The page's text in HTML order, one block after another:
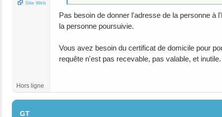
Site Web
Pas besoin de donner l'adresse de la personne à
la personne poursuivie.
Vous avez besoin du certificat de domicile pour
requête n'est pas recevable, pas valable, et inutile.
Hors ligne
GT